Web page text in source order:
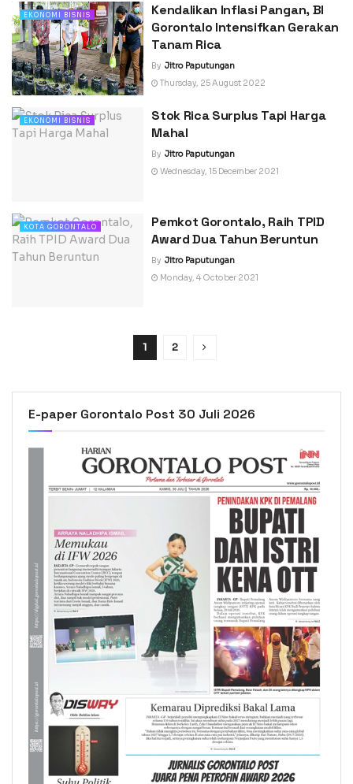
EKONOMI BISNIS
Kendalikan Inflasi Pangan, BI
Gorontalo Intensifkan Gerakan
Tanam Rica
By Jitro Paputungan
Thursday, 25 August 2022
EKONOMI BISNIS
Stok Rica Surplus Tapi Harga
Mahal
By Jitro Paputungan
Wednesday, 15 December 2021
KOTA GORONTALO
Pemkot Gorontalo, Raih TPID
Award Dua Tahun Beruntun
By Jitro Paputungan
Monday, 4 October 2021
1 2
E-paper Gorontalo Post 30 Juli 2026